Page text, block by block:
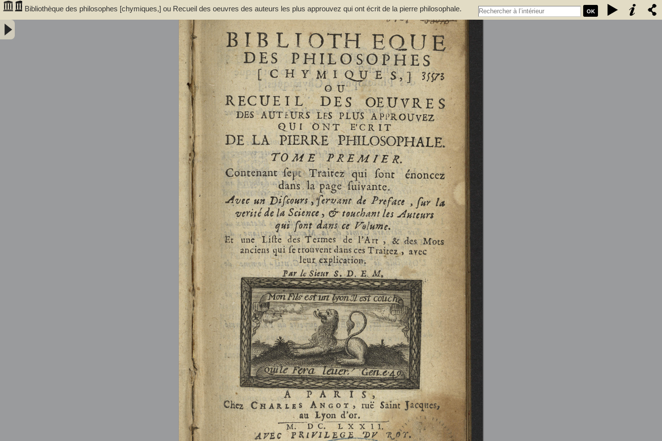
OK
Bibliothèque des philosophes [chymiques,] ou Recueil des oeuvres des auteurs les plus approuvez qui ont écrit de la pierre philosophale.
Tome premier, contenant sept traitez... avec un discours, servant de préface... et une liste des termes de l'art, & des mots anciens qui se
trouvent dans ces traitez... par le sieur S.D.E.M. - Salmon, William (1644-1713)